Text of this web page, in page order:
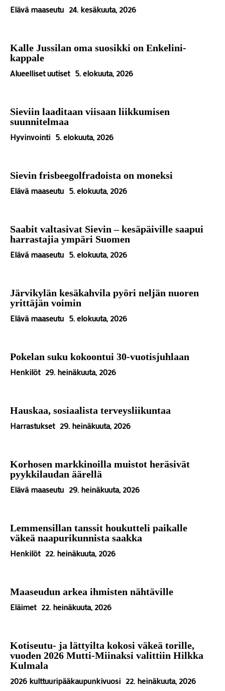
Elävä maaseutu 24. kesäkuuta, 2026
Kalle Jussilan oma suosikki on Enkelini-
kappale
Alueelliset uutiset 5. elokuuta, 2026
Sieviin laaditaan viisaan liikkumisen
suunnitelmaa
Hyvinvointi 5. elokuuta, 2026
Sievin frisbeegolfradoista on moneksi
Elävä maaseutu 5. elokuuta, 2026
Saabit valtasivat Sievin – kesäpäiville saapui
harrastajia ympäri Suomen
Elävä maaseutu 5. elokuuta, 2026
Järvikylän kesäkahvila pyöri neljän nuoren
yrittäjän voimin
Elävä maaseutu 5. elokuuta, 2026
Pokelan suku kokoontui 30-vuotisjuhlaan
Henkilöt 29. heinäkuuta, 2026
Hauskaa, sosiaalista terveysliikuntaa
Harrastukset 29. heinäkuuta, 2026
Korhosen markkinoilla muistot heräsivät
pyykkilaudan äärellä
Elävä maaseutu 29. heinäkuuta, 2026
Lemmensillan tanssit houkutteli paikalle
väkeä naapurikunnista saakka
Henkilöt 22. heinäkuuta, 2026
Maaseudun arkea ihmisten nähtäville
Eläimet 22. heinäkuuta, 2026
Kotiseutu- ja lättyilta kokosi väkeä torille,
vuoden 2026 Mutti-Miinaksi valittiin Hilkka
Kulmala
2026 kulttuuripääkaupunkivuosi 22. heinäkuuta, 2026